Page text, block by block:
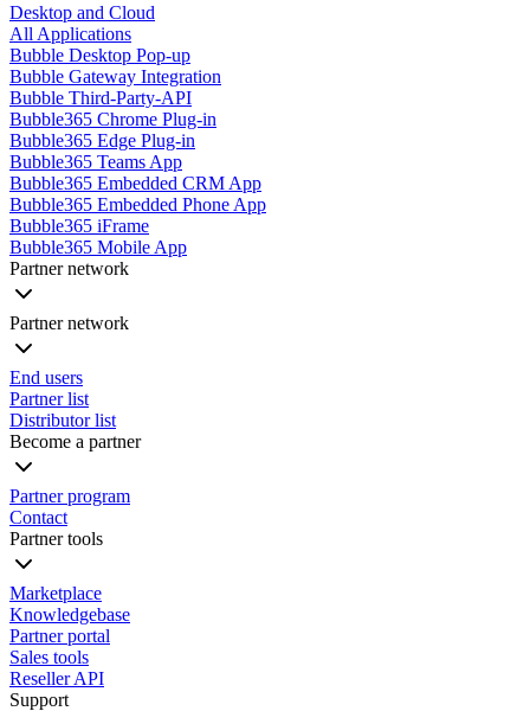
Desktop and Cloud
All Applications
Bubble Desktop Pop-up
Bubble Gateway Integration
Bubble Third-Party-API
Bubble365 Chrome Plug-in
Bubble365 Edge Plug-in
Bubble365 Teams App
Bubble365 Embedded CRM App
Bubble365 Embedded Phone App
Bubble365 iFrame
Bubble365 Mobile App
Partner network
Partner network
End users
Partner list
Distributor list
Become a partner
Partner program
Contact
Partner tools
Marketplace
Knowledgebase
Partner portal
Sales tools
Reseller API
Support